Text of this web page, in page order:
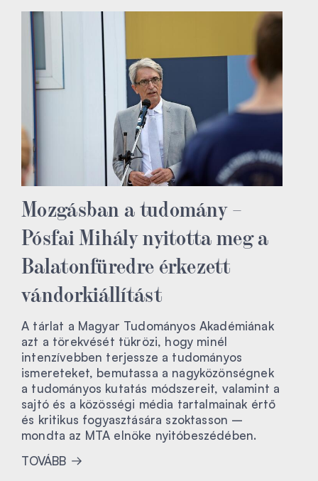
Mozgásban a tudomány –
Pósfai Mihály nyitotta meg a
Balatonfüredre érkezett
vándorkiállítást
A tárlat a Magyar Tudományos Akadémiának
azt a törekvését tükrözi, hogy minél
intenzívebben terjessze a tudományos
ismereteket, bemutassa a nagyközönségnek
a tudományos kutatás módszereit, valamint a
sajtó és a közösségi média tartalmainak értő
és kritikus fogyasztására szoktasson –
mondta az MTA elnöke nyitóbeszédében.
TOVÁBB